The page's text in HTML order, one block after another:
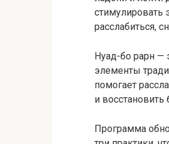
стимулировать
расслабиться,
Нуад-бо рарн —
элементы
помогает
и восстановить
Программа